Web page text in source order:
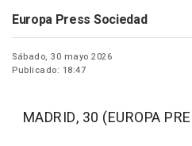
Europa Press Sociedad
Sábado, 30 mayo 2026
Publicado: 18:47
MADRID, 30 (EUROPA